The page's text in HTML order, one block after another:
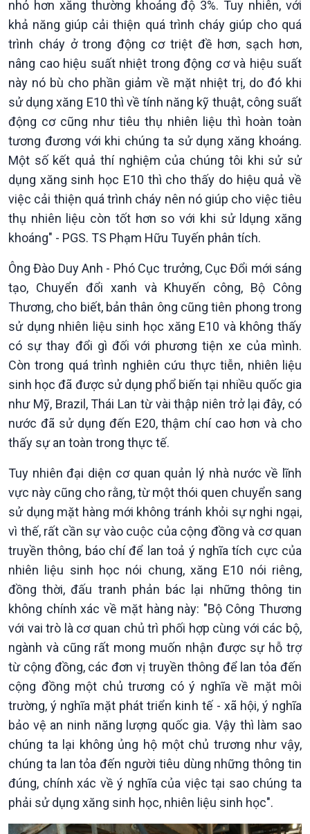
Xã hội
Tin Đời sống & Xã hội
360 độ Sức khỏe
Chuyển đổi Xanh
Tài nguyên và Môi trường
Chuyên gia của bạn
Xã hội chuyển động
Bước chân đến trường
Khoa học & Công nghệ
Tin Khoa học & Công nghệ
Kết nối công nghệ
Sống chung với biến đổi
khí hậu
Văn hoá & Du lịch
Tin Văn hoá & Du lịch
Chát với người nổi tiếng
Câu chuyện Thể thao
Multimedia
Ảnh
Video
Infographic
E-Magazine
nhỏ hơn xăng thường khoảng độ 3%. Tuy nhiên, với
khả năng giúp cải thiện quá trình cháy giúp cho quá
trình cháy ở trong động cơ triệt đề hơn, sạch hơn,
nâng cao hiệu suất nhiệt trong động cơ và hiệu suất
này nó bù cho phần giảm về mặt nhiệt trị, do đó khi
sử dụng xăng E10 thì về tính năng kỹ thuật, công suất
động cơ cũng như tiêu thụ nhiên liệu thì hoàn toàn
tương đương với khi chúng ta sử dụng xăng khoáng.
Một số kết quả thí nghiệm của chúng tôi khi sử sử
dụng xăng sinh học E10 thì cho thấy do hiệu quả về
việc cải thiện quá trình cháy nên nó giúp cho việc tiêu
thụ nhiên liệu còn tốt hơn so với khi sử ldụng xăng
khoáng" - PGS. TS Phạm Hữu Tuyến phân tích.
Ông Đào Duy Anh - Phó Cục trưởng, Cục Đổi mới sáng
tạo, Chuyển đổi xanh và Khuyến công, Bộ Công
Thương, cho biết, bản thân ông cũng tiên phong trong
sử dụng nhiên liệu sinh học xăng E10 và không thấy
có sự thay đổi gì đối với phương tiện xe của mình.
Còn trong quá trình nghiên cứu thực tiễn, nhiên liệu
sinh học đã được sử dụng phổ biến tại nhiều quốc gia
như Mỹ, Brazil, Thái Lan từ vài thập niên trở lại đây, có
nước đã sử dụng đến E20, thậm chí cao hơn và cho
thấy sự an toàn trong thực tế.
Tuy nhiên đại diện cơ quan quản lý nhà nước về lĩnh
vực này cũng cho rằng, từ một thói quen chuyển sang
sử dụng mặt hàng mới không tránh khỏi sự nghi ngại,
vì thế, rất cần sự vào cuộc của cộng đồng và cơ quan
truyền thông, báo chí để lan toả ý nghĩa tích cực của
nhiên liệu sinh học nói chung, xăng E10 nói riêng,
đồng thời, đấu tranh phản bác lại những thông tin
không chính xác về mặt hàng này: "Bộ Công Thương
với vai trò là cơ quan chủ trì phối hợp cùng với các bộ,
ngành và cũng rất mong muốn nhận được sự hỗ trợ
từ cộng đồng, các đơn vị truyền thông để lan tỏa đến
cộng đồng một chủ trương có ý nghĩa về mặt môi
trường, ý nghĩa mặt phát triển kinh tế - xã hội, ý nghĩa
bảo vệ an ninh năng lượng quốc gia. Vậy thì làm sao
chúng ta lại không ủng hộ một chủ trương như vậy,
chúng ta lan tỏa đến người tiêu dùng những thông tin
đúng, chính xác về ý nghĩa của việc tại sao chúng ta
phải sử dụng xăng sinh học, nhiên liệu sinh học".